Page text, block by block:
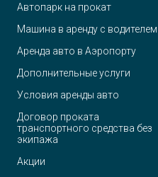
Автопарк на прокат
Машина в аренду с водителем
Аренда авто в Аэропорту
Дополнительные услуги
Условия аренды авто
Договор проката
транспортного средства без
экипажа
Акции